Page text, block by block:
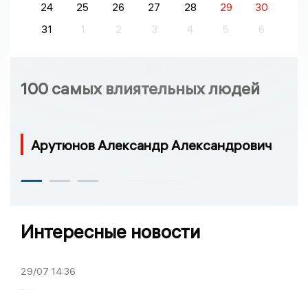
24
25 26 27 28 29
30
31
1 2 3 4 5 6
100 самых влиятельных людей
Арутюнов Александр Александрович
Интересные новости
29/07 14:36